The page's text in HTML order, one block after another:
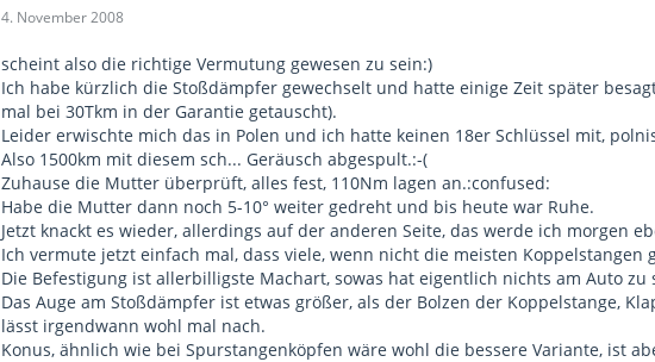
4. November 2008
scheint also die richtige Vermutung gewesen zu sein:)
Ich habe kürzlich die Stoßdämpfer gewechselt und hatte einige Zeit später
mal bei 30Tkm in der Garantie getauscht).
Leider erwischte mich das in Polen und ich hatte keinen 18er Schlüssel mit,
Also 1500km mit diesem sch... Geräusch abgespult.:-(
Zuhause die Mutter überprüft, alles fest, 110Nm lagen an.:confused:
Habe die Mutter dann noch 5-10° weiter gedreht und bis heute war Ruhe.
Jetzt knackt es wieder, allerdings auf der anderen Seite, das werde ich morgen
Ich vermute jetzt einfach mal, dass viele, wenn nicht die meisten
Die Befestigung ist allerbilligste Machart, sowas hat eigentlich nichts am Auto zu
Das Auge am Stoßdämpfer ist etwas größer, als der Bolzen der Koppelstange,
lässt irgendwann wohl mal nach.
Konus, ähnlich wie bei Spurstangenköpfen wäre wohl die bessere Variante, ist